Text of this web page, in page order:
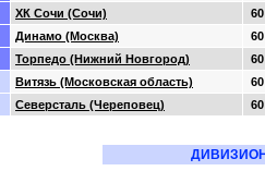
ХК Сочи (Сочи)
60
Динамо (Москва)
60
Торпедо (Нижний Новгород)
60
Витязь (Московская область)
60
Северсталь (Череповец) 60